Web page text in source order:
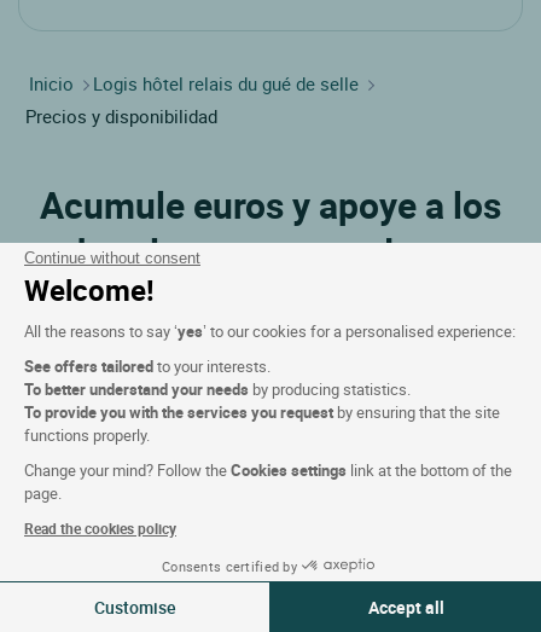
Continue without consent
Welcome!
All the reasons to say ‘yes’ to our cookies for a personalised experience:
See offers tailoredto your interests.
To better understand your needs by producing statistics.
To provide you with the services you request by ensuring that the site
functions properly.
Change your mind? Follow theCookies settings link at the bottom of the
page.
Read the cookies policy
Consents certified by
Customise Accept all
08-09 Ago 2026
2 viajeros | 1 habitación
Inicio
Logis hôtel relais du gué de selle
Precios y disponibilidad
Acumule euros y apoye a los
hoteleros restauradores
¡Mejor precio garantizado !
Si encuentra precios más baratos en otro lugar, le
reembolsamos la diferencia.